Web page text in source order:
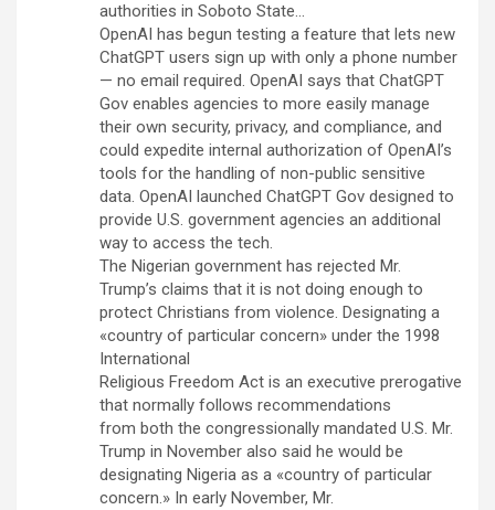
authorities in Soboto State…
OpenAI has begun testing a feature that lets new
ChatGPT users sign up with only a phone number
— no email required. OpenAI says that ChatGPT
Gov enables agencies to more easily manage
their own security, privacy, and compliance, and
could expedite internal authorization of OpenAI’s
tools for the handling of non-public sensitive
data. OpenAI launched ChatGPT Gov designed to
provide U.S. government agencies an additional
way to access the tech.
The Nigerian government has rejected Mr.
Trump’s claims that it is not doing enough to
protect Christians from violence. Designating a
«country of particular concern» under the 1998
International
Religious Freedom Act is an executive prerogative
that normally follows recommendations
from both the congressionally mandated U.S. Mr.
Trump in November also said he would be
designating Nigeria as a «country of particular
concern.» In early November, Mr.